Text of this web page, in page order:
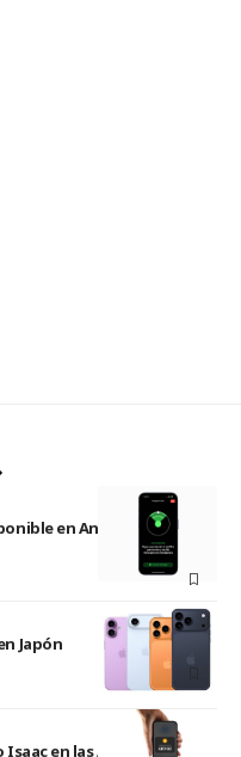
en Andorra e
Japón
en las Apple Store